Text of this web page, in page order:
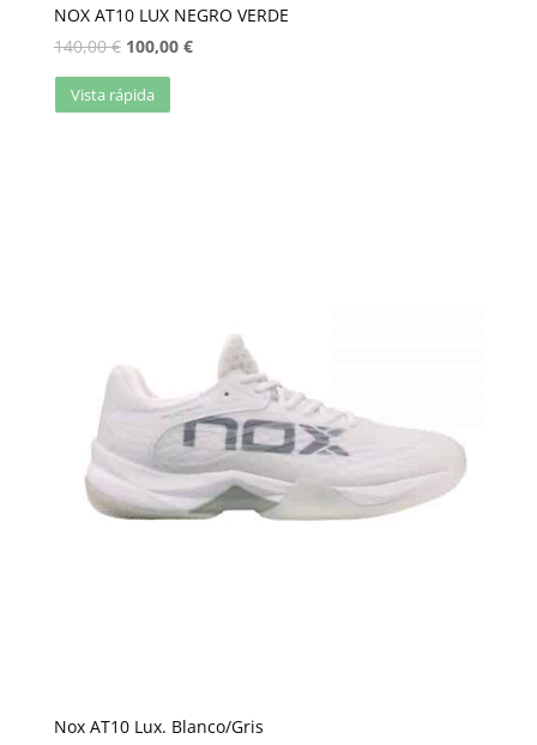
NOX AT10 LUX NEGRO VERDE
140,00€ 100,00 €
Vista rápida
Nox AT10 Lux. Blanco/Gris